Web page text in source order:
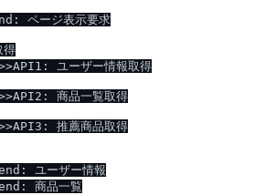
ページ表示要求
得
ユーザー情報取得
商品一覧取得
推薦商品取得
ユーザー情報
商品一覧